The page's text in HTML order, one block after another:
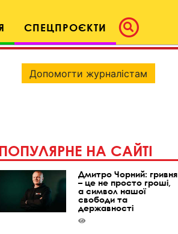
СПЕЦПРОЄКТИ
Допомогти журналістам
ПОПУЛЯРНЕ НА САЙТІ
Дмитро Чорний: гривня
– це не просто гроші,
а символ нашої
свободи та
державності